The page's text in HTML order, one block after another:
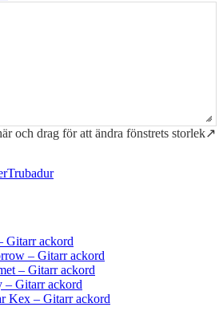
och drag för att ändra fönstrets storlek↗
Trubadur
Gitarr ackord
– Gitarr ackord
– Gitarr ackord
– Gitarr ackord
Kex – Gitarr ackord